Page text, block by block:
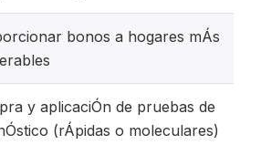
bonos a hogares mÁs
y aplicaciÓn de pruebas de
(rÁpidas o moleculares)